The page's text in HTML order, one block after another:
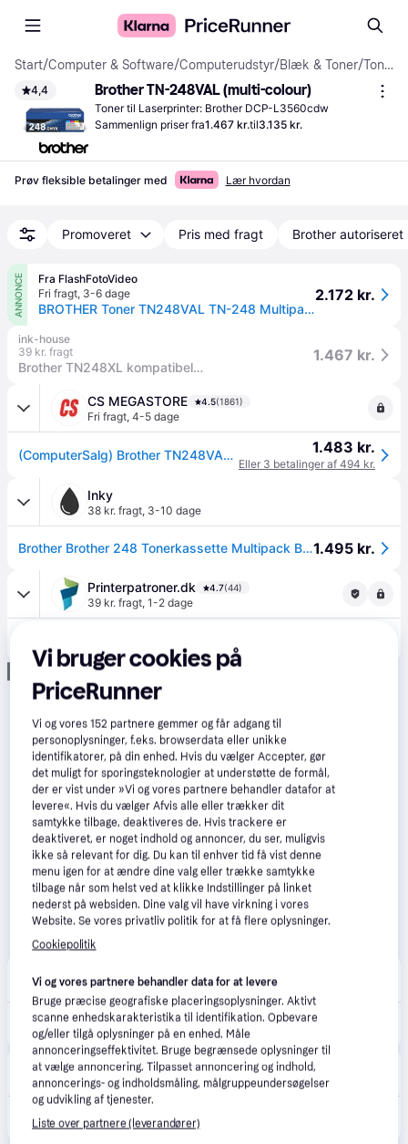
Start/Computer & Software/Computerudstyr/Blæk & Toner/ Toner
4,4 Brother TN-248VAL (multi-colour)
Toner til Laserprinter: Brother DCP-L3560cdw
Sammenlign priser fra1.467 kr.til3.135 kr.
Prøv fleksible betalinger med Lær hvordan
Promoveret Pris med fragt Brother autoriseret
ANNONCE
Fra FlashFotoVideo
Fri fragt, 3-6 dage
BROTHER Toner TN248VAL TN-248 Multipack
2.172 kr.
ink-house
39 kr. fragt
Brother TN248XL kompatibel multipack BK,C,M,Y
1.467 kr.
CS MEGASTORE 4.5(1861)
Fri fragt, 4-5 dage
(ComputerSalg) Brother TN248VAL Multipack - 4 pakker - sort, gul, cyan, magenta - original - boks - tonerpatron - for Brother DCP-L3515, L3520, L3555, L3560, HL-L32 1.483 kr.
Eller 3 betalinger af 494 kr.
Inky
38 kr. fragt, 3-10 dage
Brother Brother 248 Tonerkassette Multipack BK/C/M/Y TN248VAL1.495 kr.
Printerpatroner.dk 4.7(44)
39 kr. fragt, 1-2 dage
Annonce
59 kr. fragt,4-6 dage
Brother TN248VAL Multipack Blækpatron (1000 sider) Sort/Cyan/Magenta/Gul 1.505 kr.
Eller 3 betalinger af 502 kr.
CompuMail 4.7(1210)
Fri fragt,1-2 dage
Vi bruger cookies på
PriceRunner
Vi og vores152 partnere gemmer og får adgang til
personoplysninger, f.eks. browserdata eller unikke
identifikatorer, på din enhed. Hvis du vælger Accepter, gør
det muligt for sporingsteknologier at understøtte de formål,
der er vist under »Vi og vores partnere behandler datafor at
levere«. Hvis du vælger Afvis alle eller trækker dit
samtykke tilbage, deaktiveres de. Hvis trackere er
deaktiveret, er noget indhold og annoncer, du ser, muligvis
ikke så relevant for dig. Du kan til enhver tid få vist denne
menu igen for at ændre dine valg eller trække samtykke
tilbage når som helst ved at klikke Indstillinger på linket
nederst på websiden. Dine valg vil have virkning i vores
Website. Se vores privatliv politik for at få flere oplysninger.
Cookiepolitik
Vi og vores partnere behandler data for at levere
Bruge præcise geografiske placeringsoplysninger. Aktivt
scanne enhedskarakteristika til identifikation. Opbevare
og/eller tilgå oplysninger på en enhed. Måle
annonceringseffektivitet. Bruge begrænsede oplysninger til
at vælge annoncering. Tilpasset annoncering og indhold,
annoncerings- og indholdsmåling, målgruppeundersøgelser
og udvikling af tjenester.
Liste over partnere (leverandører)